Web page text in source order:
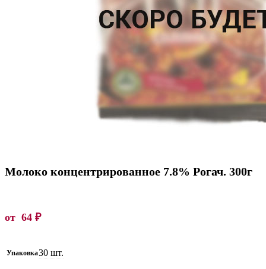
Молоко концентрированное 7.8% Рогач. 300г
от 64 ₽
Упаковка30 шт.